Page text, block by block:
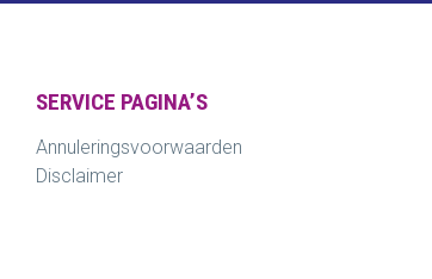
SERVICE PAGINA’S
Annuleringsvoorwaarden
Disclaimer